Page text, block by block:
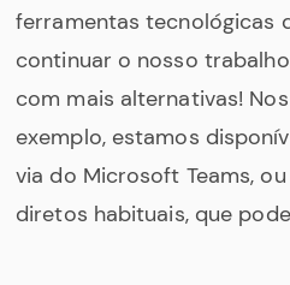
ferramentas tecnológicas
continuar o nosso
com mais alternativas!
exemplo, estamos
via do Microsoft Teams,
diretos habituais, que pode